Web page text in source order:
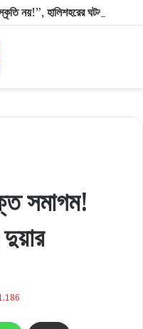
সমাগম!